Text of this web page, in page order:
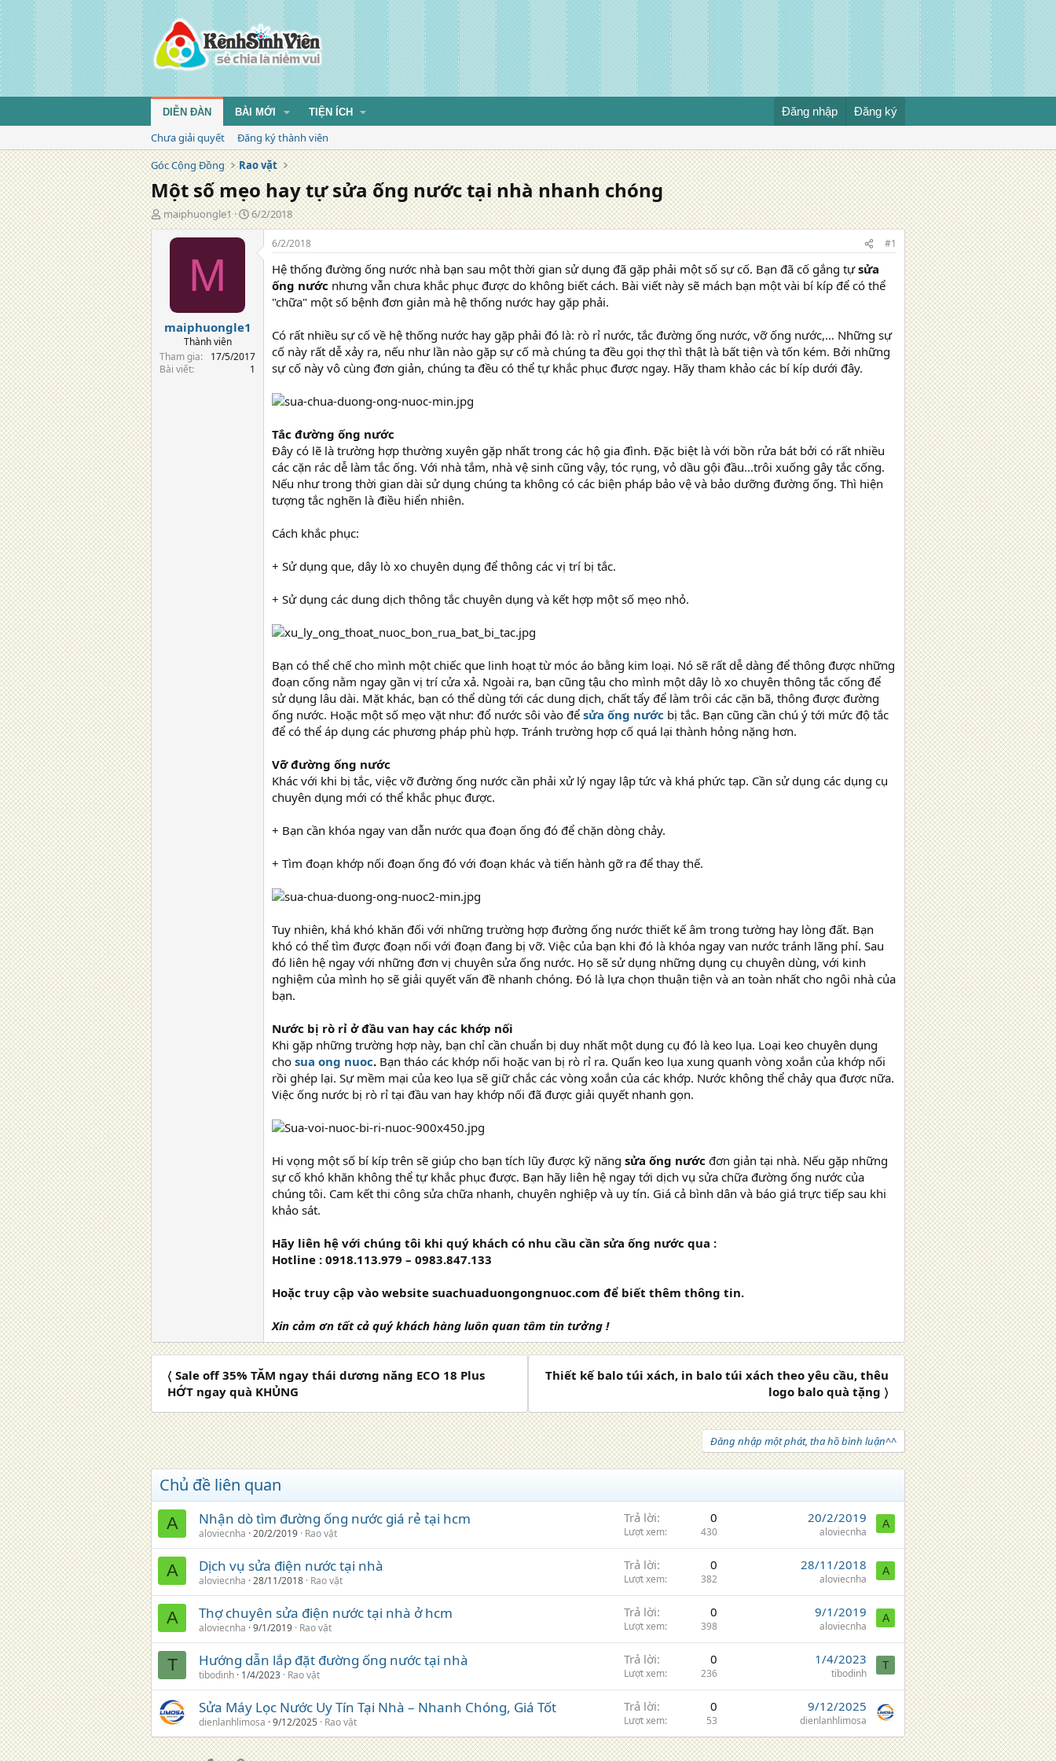
DIỄN ĐÀN BÀI MỚI TIỆN ÍCH Đăng nhập Đăng ký
Chưa giải quyết
Đăng ký thành viên
Góc Cộng Đồng
Rao vặt
Một số mẹo hay tự sửa ống nước tại nhà nhanh chóng
T
á
maiphuongle1
N
g
6/2/2018
M
maiphuongle1
Thành viên
Tham gia
17/5/2017
Bài viết
1
6/2/2018 #1
Hệ thống đường ống nước nhà bạn sau một thời gian sử dụng đã gặp phải một số sự cố. Bạn đã cố gắng tựsửa
ống nước nhưng vẫn chưa khắc phục được do không biết cách. Bài viết này sẽ mách bạn một vài bí kíp để có thể
"chữa" một số bệnh đơn giản mà hệ thống nước hay gặp phải.
Có rất nhiều sự cố về hệ thống nước hay gặp phải đó là: rò rỉ nước, tắc đường ống nước, vỡ ống nước,… Những sự
cố này rất dễ xảy ra, nếu như lần nào gặp sự cố mà chúng ta đều gọi thợ thì thật là bất tiện và tốn kém. Bởi những
sự cố này vô cùng đơn giản, chúng ta đều có thể tự khắc phục được ngay. Hãy tham khảo các bí kíp dưới đây.
Tắc đường ống nước
Đây có lẽ là trường hợp thường xuyên gặp nhất trong các hộ gia đình. Đặc biệt là với bồn rửa bát bởi có rất nhiều
các cặn rác dễ làm tắc ống. Với nhà tắm, nhà vệ sinh cũng vậy, tóc rụng, vỏ dầu gội đầu...trôi xuống gây tắc cống.
Nếu như trong thời gian dài sử dụng chúng ta không có các biện pháp bảo vệ và bảo dưỡng đường ống. Thì hiện
tượng tắc nghẽn là điều hiển nhiên.
Cách khắc phục:
+ Sử dụng que, dây lò xo chuyên dụng để thông các vị trí bị tắc.
+ Sử dụng các dung dịch thông tắc chuyên dụng và kết hợp một số mẹo nhỏ.
Bạn có thể chế cho mình một chiếc que linh hoạt từ móc áo bằng kim loại. Nó sẽ rất dễ dàng để thông được những
đoạn cống nằm ngay gần vị trí cửa xả. Ngoài ra, bạn cũng tậu cho mình một dây lò xo chuyên thông tắc cống để
sử dụng lâu dài. Mặt khác, bạn có thể dùng tới các dung dịch, chất tẩy để làm trôi các cặn bã, thông được đường
ống nước. Hoặc một số mẹo vặt như: đổ nước sôi vào để sửa ống nước bị tắc. Bạn cũng cần chú ý tới mức độ tắc
để có thể áp dụng các phương pháp phù hợp. Tránh trường hợp cố quá lại thành hỏng nặng hơn.
Vỡ đường ống nước
Khác với khi bị tắc, việc vỡ đường ống nước cần phải xử lý ngay lập tức và khá phức tạp. Cần sử dụng các dụng cụ
chuyên dụng mới có thể khắc phục được.
+ Bạn cần khóa ngay van dẫn nước qua đoạn ống đó để chặn dòng chảy.
+ Tìm đoạn khớp nối đoạn ống đó với đoạn khác và tiến hành gỡ ra để thay thế.
Tuy nhiên, khá khó khăn đối với những trường hợp đường ống nước thiết kế âm trong tường hay lòng đất. Bạn
khó có thể tìm được đoạn nối với đoạn đang bị vỡ. Việc của bạn khi đó là khóa ngay van nước tránh lãng phí. Sau
đó liên hệ ngay với những đơn vị chuyên sửa ống nước. Họ sẽ sử dụng những dụng cụ chuyên dùng, với kinh
nghiệm của mình họ sẽ giải quyết vấn đề nhanh chóng. Đó là lựa chọn thuận tiện và an toàn nhất cho ngôi nhà của
bạn.
Nước bị rò rỉ ở đầu van hay các khớp nối
Khi gặp những trường hợp này, bạn chỉ cần chuẩn bị duy nhất một dụng cụ đó là keo lụa. Loại keo chuyên dụng
cho sua ong nuoc. Bạn tháo các khớp nối hoặc van bị rò rỉ ra. Quấn keo lụa xung quanh vòng xoắn của khớp nối
rồi ghép lại. Sự mềm mại của keo lụa sẽ giữ chắc các vòng xoắn của các khớp. Nước không thể chảy qua được nữa.
Việc ống nước bị rò rỉ tại đầu van hay khớp nối đã được giải quyết nhanh gọn.
Hi vọng một số bí kíp trên sẽ giúp cho bạn tích lũy được kỹ năng sửa ống nước đơn giản tại nhà. Nếu gặp những
sự cố khó khăn không thể tự khắc phục được. Bạn hãy liên hệ ngay tới dịch vụ sửa chữa đường ống nước của
chúng tôi. Cam kết thi công sửa chữa nhanh, chuyên nghiệp và uy tín. Giá cả bình dân và báo giá trực tiếp sau khi
khảo sát.
Hãy liên hệ với chúng tôi khi quý khách có nhu cầu cần sửa ống nước qua :
Hotline : 0918.113.979 – 0983.847.133
Hoặc truy cập vào website suachuaduongongnuoc.com để biết thêm thông tin.
Xin cảm ơn tất cả quý khách hàng luôn quan tâm tin tưởng !
〈 Sale off 35% TĂM ngay thái dương năng ECO 18 Plus
HỚT ngay quà KHỦNG
Thiết kế balo túi xách, in balo túi xách theo yêu cầu, thêu
logo balo quà tặng 〉
Đăng nhập một phát, tha hồ bình luận^^
Chủ đề liên quan
A Nhận dò tìm đường ống nước giá rẻ tại hcm
aloviecnha 20/2/2019 Rao vặt
Trả lời 0
Lượt xem 430
20/2/2019
aloviecnha
A
A Dịch vụ sửa điện nước tại nhà
aloviecnha 28/11/2018 Rao vặt
Trả lời 0
Lượt xem 382
28/11/2018
aloviecnha
A
A Thợ chuyên sửa điện nước tại nhà ở hcm
aloviecnha 9/1/2019 Rao vặt
Trả lời 0
Lượt xem 398
9/1/2019
aloviecnha
A
T Hướng dẫn lắp đặt đường ống nước tại nhà
tibodinh 1/4/2023 Rao vặt
Trả lời 0
Lượt xem 236
1/4/2023
tibodinh
T
Sửa Máy Lọc Nước Uy Tín Tại Nhà – Nhanh Chóng, Giá Tốt
dienlanhlimosa 9/12/2025 Rao vặt
Trả lời 0
Lượt xem 53
9/12/2025
dienlanhlimosa